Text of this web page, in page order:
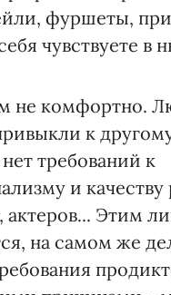
фуршеты,
чувствуете в
не комфортно.
к
требований к
и качеству
актеров... Этим
на самом же